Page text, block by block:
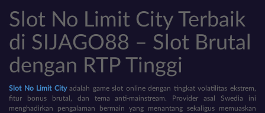
Slot No Limit City Terbaik
di SIJAGO88 – Slot Brutal
dengan RTP Tinggi
Slot No Limit Cityadalah game slot online dengan tingkat volatilitas ekstrem,
fitur bonus brutal, dan tema anti-mainstream. Provider asal Swedia ini
menghadirkan pengalaman bermain yang menantang sekaligus memuaskan